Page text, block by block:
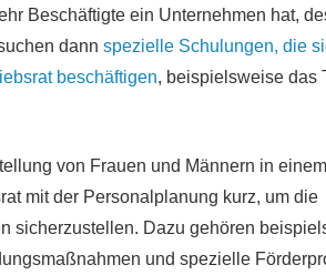
Beschäftigte ein Unternehmen hat,
dannspezielle Schulungen, die
beschäftigen, beispielsweise das
von Frauen und Männern in
mit der Personalplanung kurz, um die
sicherzustellen. Dazu gehören
und spezielle